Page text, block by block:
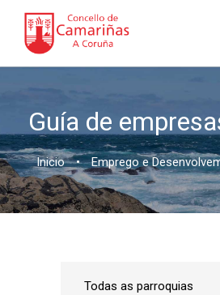
Guía de
Inicio • Emprego e